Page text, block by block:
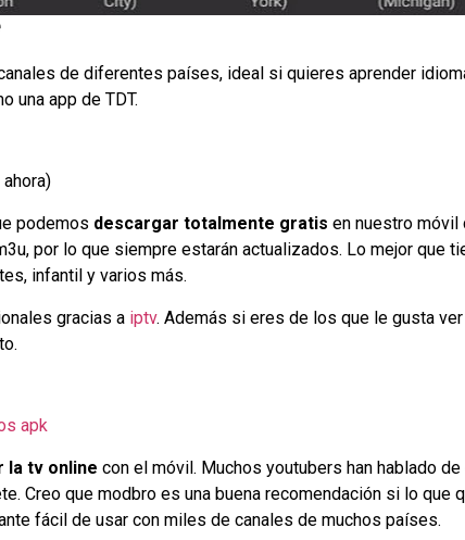
de diferentes países, ideal si quieres aprender
una app de TDT.
podemos descargar totalmente gratis en nuestro móvil
por lo que siempre estarán actualizados. Lo mejor que
infantil y varios más.
gracias a iptv. Además si eres de los que le gusta
apk
la tv online con el móvil. Muchos youtubers han hablado
Creo que modbro es una buena recomendación si lo
fácil de usar con miles de canales de muchos países.